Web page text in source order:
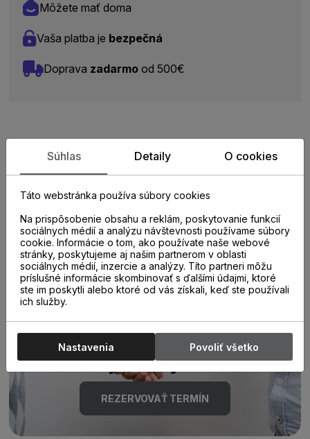
Môžete mať doma
Vaša platba je bezpečná
Doprava zadarmo od 500€
Zistite viac o vlastnostiach
produktu
Poraďte sa s
odborníkom u nás na
predajni.
REZERVOVAŤ TERMÍN
Súhlas Detaily O cookies
Táto webstránka používa súbory cookies
Na prispôsobenie obsahu a reklám, poskytovanie funkcií
sociálnych médií a analýzu návštevnosti používame súbory
cookie. Informácie o tom, ako používate naše webové
stránky, poskytujeme aj našim partnerom v oblasti
sociálnych médií, inzercie a analýzy. Títo partneri môžu
príslušné informácie skombinovať s ďalšími údajmi, ktoré
ste im poskytli alebo ktoré od vás získali, keď ste používali
ich služby.
Nastavenia Povoliť všetko